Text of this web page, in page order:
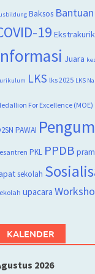
Baksos Bantuan
19
Juara
LKS lks 2025 LKS
For Excellence (MOE)
PAWAI
PKL PPDB
sekolah
upacara
KALENDER
2026